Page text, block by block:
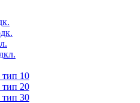
10
20
30